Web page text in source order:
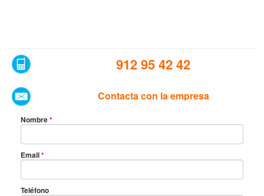
912 95 42 42
Contacta con la empresa
Nombre*
Email*
Teléfono